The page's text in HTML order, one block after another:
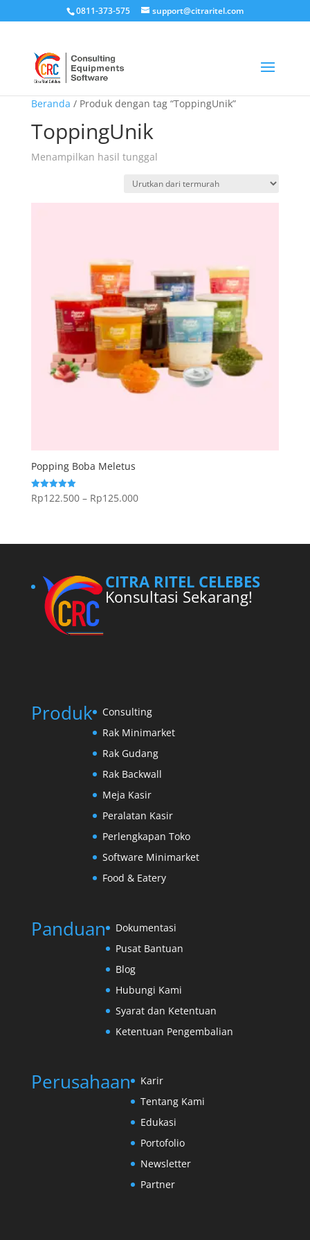
0811-373-575 support@citraritel.com
Beranda / Produk dengan tag “ToppingUnik”
ToppingUnik
Menampilkan hasil tunggal
Popping Boba Meletus
Dinilai
5.00
Rp122.500 – Rp125.000Rentang
hingga
CITRA RITEL CELEBES
Konsultasi Sekarang!
Produk
Consulting
Rak Minimarket
Rak Gudang
Rak Backwall
Meja Kasir
Peralatan Kasir
Perlengkapan Toko
Software Minimarket
Food & Eatery
Panduan
Dokumentasi
Pusat Bantuan
Blog
Hubungi Kami
Syarat dan Ketentuan
Ketentuan Pengembalian
Perusahaan
Karir
Tentang Kami
Edukasi
Portofolio
Newsletter
Partner